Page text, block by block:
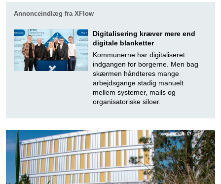
Annonceindlæg fra XFlow
Digitalisering kræver mere end
digitale blanketter
Kommunerne har digitaliseret
indgangen for borgerne. Men bag
skærmen håndteres mange
arbejdsgange stadig manuelt
mellem systemer, mails og
organisatoriske siloer.